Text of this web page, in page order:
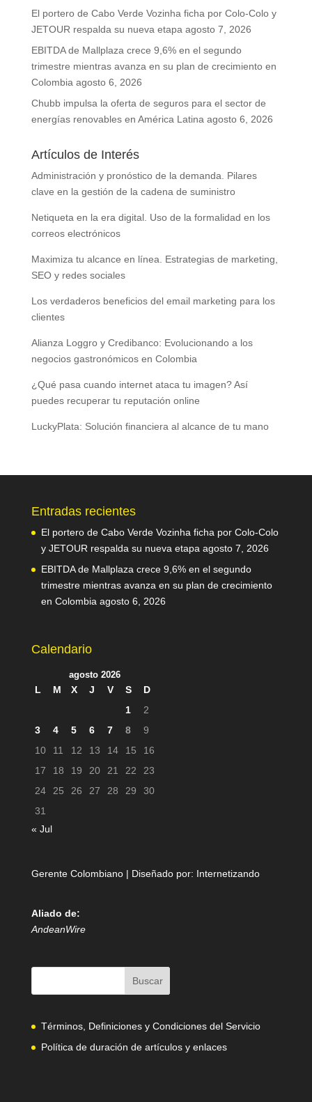
El portero de Cabo Verde Vozinha ficha por Colo-Colo y
JETOUR respalda su nueva etapa agosto 7, 2026
EBITDA de Mallplaza crece 9,6% en el segundo
trimestre mientras avanza en su plan de crecimiento en
Colombia agosto 6, 2026
Chubb impulsa la oferta de seguros para el sector de
energías renovables en América Latina agosto 6, 2026
Artículos de Interés
Administración y pronóstico de la demanda. Pilares
clave en la gestión de la cadena de suministro
Netiqueta en la era digital. Uso de la formalidad en los
correos electrónicos
Maximiza tu alcance en línea. Estrategias de marketing,
SEO y redes sociales
Los verdaderos beneficios del email marketing para los
clientes
Alianza Loggro y Credibanco: Evolucionando a los
negocios gastronómicos en Colombia
¿Qué pasa cuando internet ataca tu imagen? Así
puedes recuperar tu reputación online
LuckyPlata: Solución financiera al alcance de tu mano
Entradas recientes
El portero de Cabo Verde Vozinha ficha por Colo-Colo
y JETOUR respalda su nueva etapa agosto 7, 2026
EBITDA de Mallplaza crece 9,6% en el segundo
trimestre mientras avanza en su plan de crecimiento
en Colombia agosto 6, 2026
Calendario
agosto 2026
L M X J V S
D
1
2
3
4 5 6 7 8
9
10
11 12 13 14 15
16
17
18 19 20 21 22
23
24
25 26 27 28 29
30
31
« Jul
Gerente Colombiano | Diseñado por: Internetizando
Aliado de:
AndeanWire
Términos, Definiciones y Condiciones del Servicio
Política de duración de artículos y enlaces